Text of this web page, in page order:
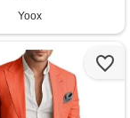
Yoox